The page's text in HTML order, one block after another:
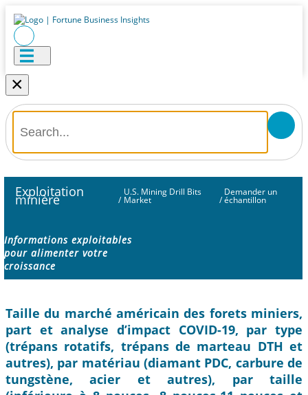
×
Exploitation
minière /
U.S. Mining Drill Bits
Market /
Demander un
échantillon
Informations exploitables
pour alimenter votre
croissance
Taille du marché américain des forets miniers,
part et analyse d’impact COVID-19, par type
(trépans rotatifs, trépans de marteau DTH et
autres), par matériau (diamant PDC, carbure de
tungstène, acier et autres), par taille